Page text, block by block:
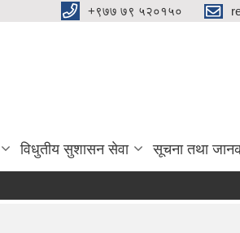
+९७७ ७९ ५२०१५०
विधुतीय सुशासन सेवा सूचना तथा